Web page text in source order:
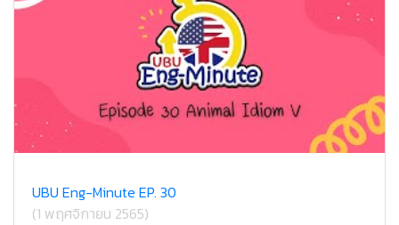
UBU Eng-Minute EP. 30
(1 พฤศจิกายน 2565)